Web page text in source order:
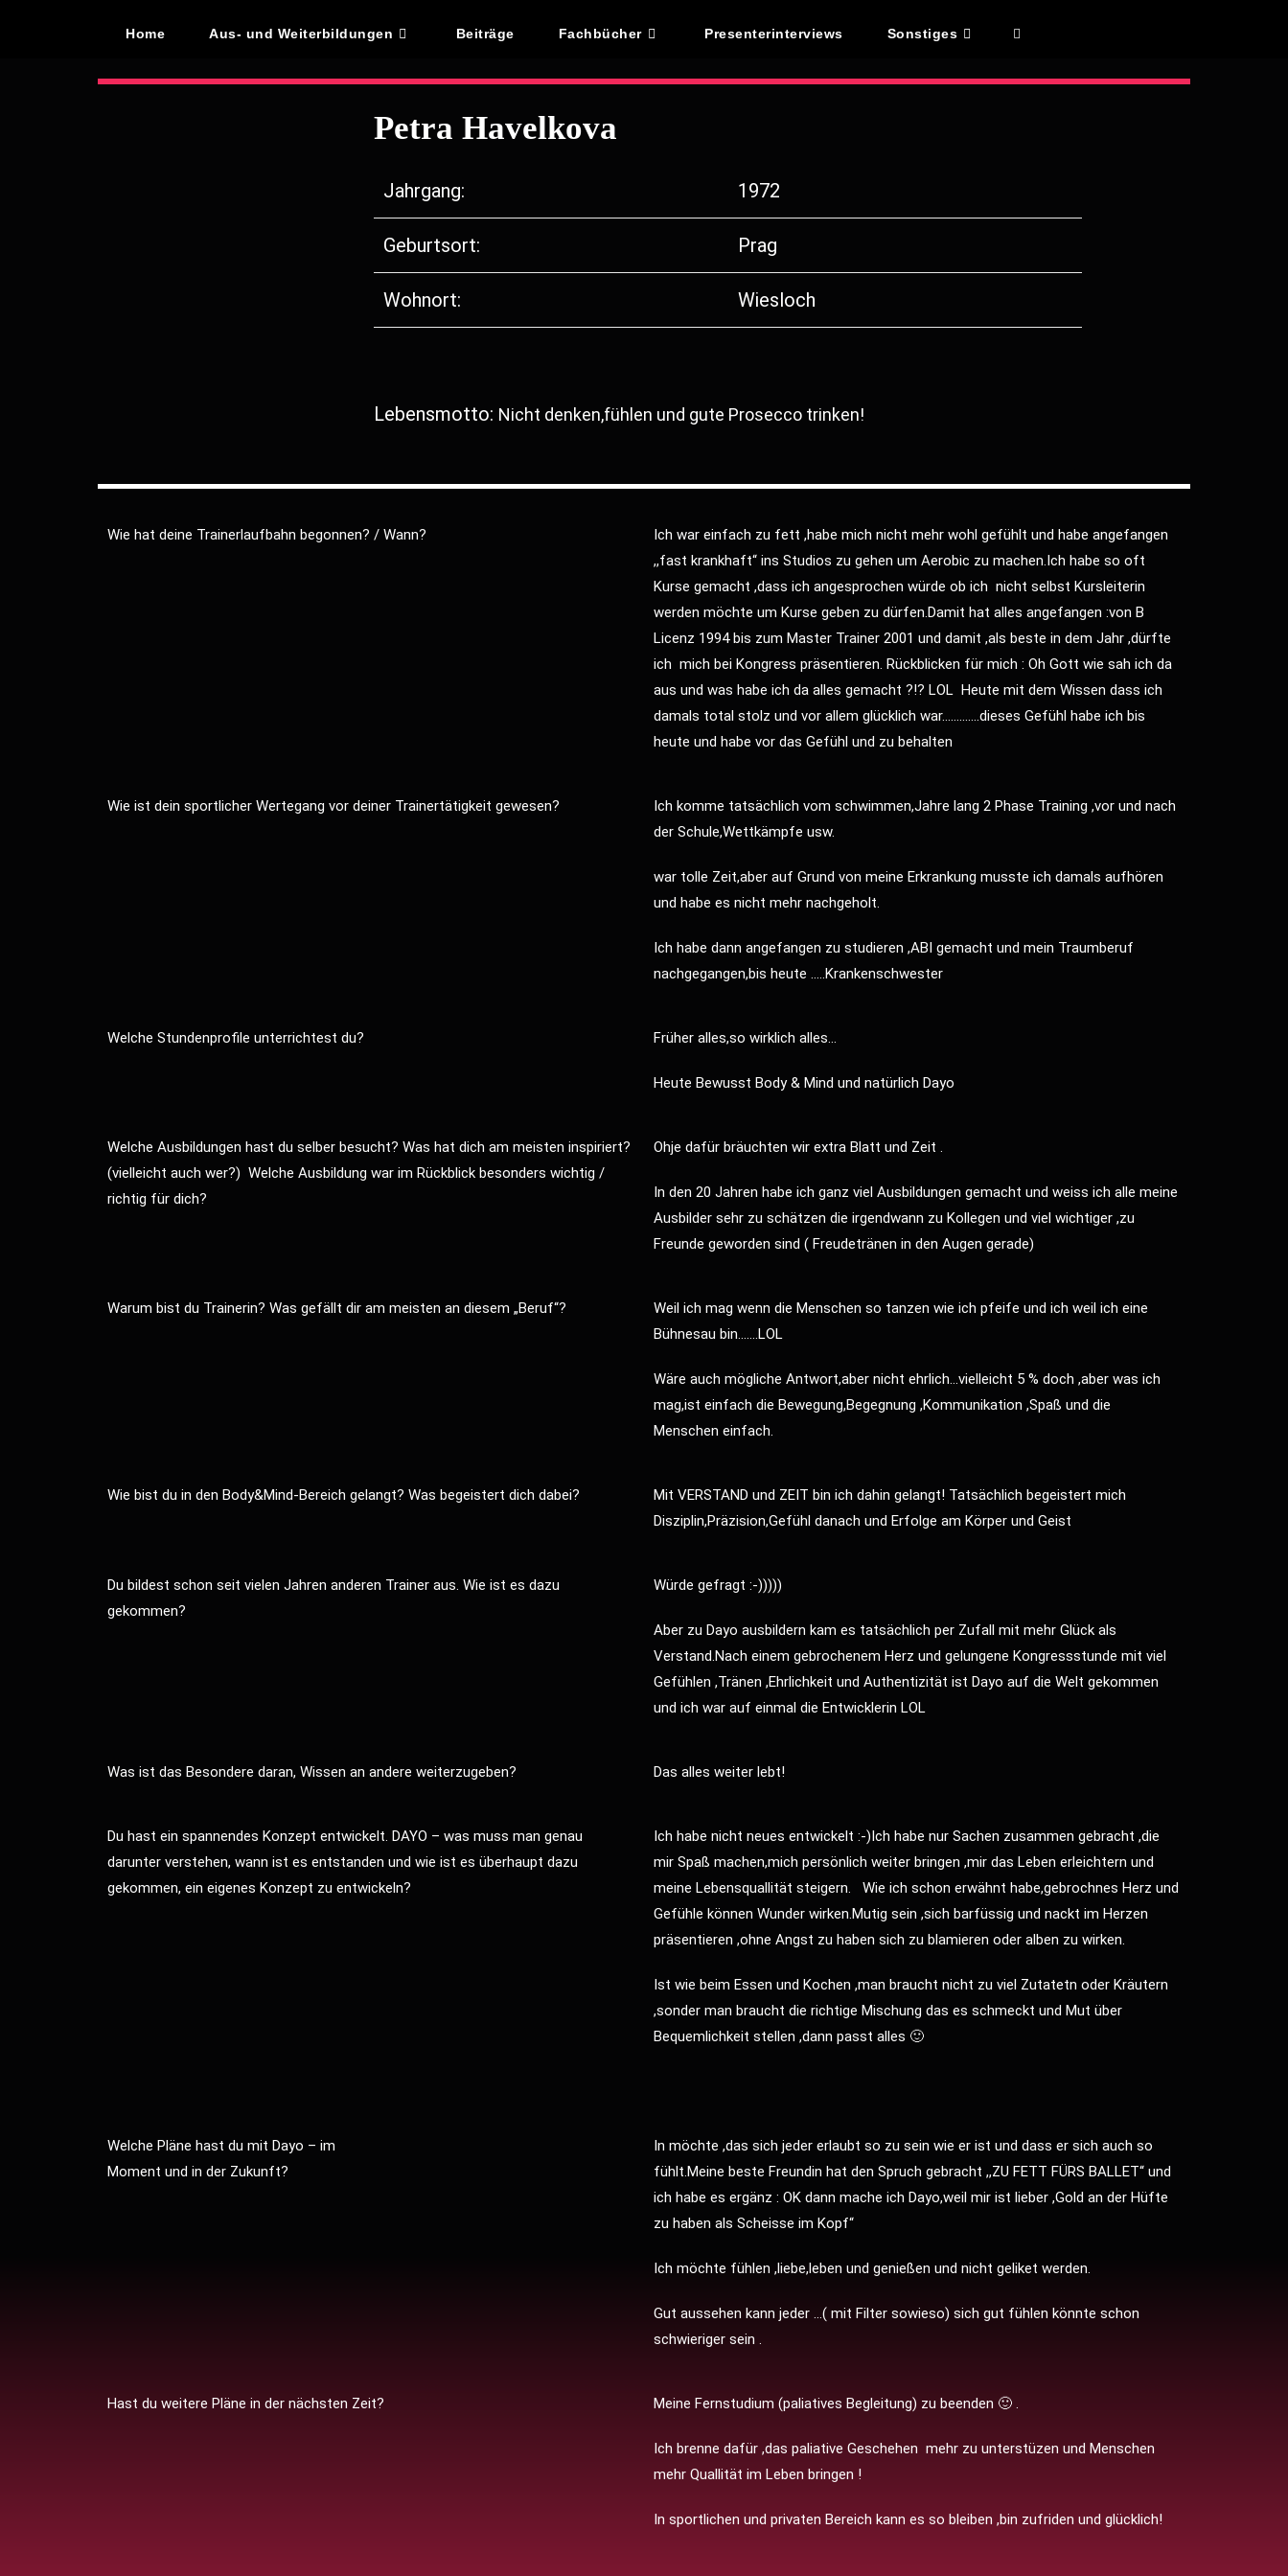
Home Aus- und Weiterbildungen Beiträge Fachbücher Presenterinterviews Sonstiges
Petra Havelkova
Jahrgang: 1972
Geburtsort: Prag
Wohnort: Wiesloch
Lebensmotto: Nicht denken,fühlen und gute Prosecco trinken!
Wie hat deine Trainerlaufbahn begonnen? / Wann?
Ich war einfach zu fett ,habe mich nicht mehr wohl gefühlt und habe angefangen
,,fast krankhaft“ ins Studios zu gehen um Aerobic zu machen.Ich habe so oft
Kurse gemacht ,dass ich angesprochen würde ob ich nicht selbst Kursleiterin
werden möchte um Kurse geben zu dürfen.Damit hat alles angefangen :von B
Licenz 1994 bis zum Master Trainer 2001 und damit ,als beste in dem Jahr ,dürfte
ich mich bei Kongress präsentieren. Rückblicken für mich : Oh Gott wie sah ich da
aus und was habe ich da alles gemacht ?!? LOL Heute mit dem Wissen dass ich
damals total stolz und vor allem glücklich war………….dieses Gefühl habe ich bis
heute und habe vor das Gefühl und zu behalten
Wie ist dein sportlicher Wertegang vor deiner Trainertätigkeit gewesen?
Ich komme tatsächlich vom schwimmen,Jahre lang 2 Phase Training ,vor und nach
der Schule,Wettkämpfe usw.
war tolle Zeit,aber auf Grund von meine Erkrankung musste ich damals aufhören
und habe es nicht mehr nachgeholt.
Ich habe dann angefangen zu studieren ,ABI gemacht und mein Traumberuf
nachgegangen,bis heute …..Krankenschwester
Welche Stundenprofile unterrichtest du? Früher alles,so wirklich alles…
Heute Bewusst Body & Mind und natürlich Dayo
Welche Ausbildungen hast du selber besucht? Was hat dich am meisten inspiriert?
(vielleicht auch wer?) Welche Ausbildung war im Rückblick besonders wichtig /
richtig für dich?
Ohje dafür bräuchten wir extra Blatt und Zeit .
In den 20 Jahren habe ich ganz viel Ausbildungen gemacht und weiss ich alle meine
Ausbilder sehr zu schätzen die irgendwann zu Kollegen und viel wichtiger ,zu
Freunde geworden sind ( Freudetränen in den Augen gerade)
Warum bist du Trainerin? Was gefällt dir am meisten an diesem „Beruf“?
Weil ich mag wenn die Menschen so tanzen wie ich pfeife und ich weil ich eine
Bühnesau bin…….LOL
Wäre auch mögliche Antwort,aber nicht ehrlich…vielleicht 5 % doch ,aber was ich
mag,ist einfach die Bewegung,Begegnung ,Kommunikation ,Spaß und die
Menschen einfach.
Wie bist du in den Body&Mind-Bereich gelangt? Was begeistert dich dabei?
Mit VERSTAND und ZEIT bin ich dahin gelangt! Tatsächlich begeistert mich
Disziplin,Präzision,Gefühl danach und Erfolge am Körper und Geist
Du bildest schon seit vielen Jahren anderen Trainer aus. Wie ist es dazu
gekommen?
Würde gefragt :-)))))
Aber zu Dayo ausbildern kam es tatsächlich per Zufall mit mehr Glück als
Verstand.Nach einem gebrochenem Herz und gelungene Kongressstunde mit viel
Gefühlen ,Tränen ,Ehrlichkeit und Authentizität ist Dayo auf die Welt gekommen
und ich war auf einmal die Entwicklerin LOL
Was ist das Besondere daran, Wissen an andere weiterzugeben? Das alles weiter lebt!
Du hast ein spannendes Konzept entwickelt. DAYO – was muss man genau
darunter verstehen, wann ist es entstanden und wie ist es überhaupt dazu
gekommen, ein eigenes Konzept zu entwickeln?
Ich habe nicht neues entwickelt :-)Ich habe nur Sachen zusammen gebracht ,die
mir Spaß machen,mich persönlich weiter bringen ,mir das Leben erleichtern und
meine Lebensquallität steigern. Wie ich schon erwähnt habe,gebrochnes Herz und
Gefühle können Wunder wirken.Mutig sein ,sich barfüssig und nackt im Herzen
präsentieren ,ohne Angst zu haben sich zu blamieren oder alben zu wirken.
Ist wie beim Essen und Kochen ,man braucht nicht zu viel Zutatetn oder Kräutern
,sonder man braucht die richtige Mischung das es schmeckt und Mut über
Bequemlichkeit stellen ,dann passt alles 🙂
Welche Pläne hast du mit Dayo – im
Moment und in der Zukunft?
In möchte ,das sich jeder erlaubt so zu sein wie er ist und dass er sich auch so
fühlt.Meine beste Freundin hat den Spruch gebracht ,,ZU FETT FÜRS BALLET“ und
ich habe es ergänz : OK dann mache ich Dayo,weil mir ist lieber ,Gold an der Hüfte
zu haben als Scheisse im Kopf“
Ich möchte fühlen ,liebe,leben und genießen und nicht geliket werden.
Gut aussehen kann jeder …( mit Filter sowieso) sich gut fühlen könnte schon
schwieriger sein .
Hast du weitere Pläne in der nächsten Zeit? Meine Fernstudium (paliatives Begleitung) zu beenden 🙂 .
Ich brenne dafür ,das paliative Geschehen mehr zu unterstüzen und Menschen
mehr Quallität im Leben bringen !
In sportlichen und privaten Bereich kann es so bleiben ,bin zufriden und glücklich!